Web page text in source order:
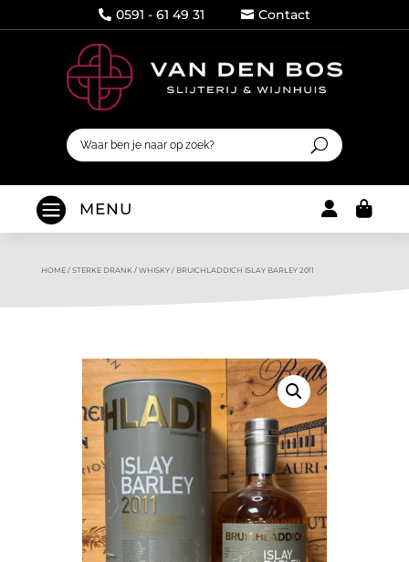
 0591 - 61 49 31  Contact
 MENU 
HOME/ STERKE DRANK / WHISKY/ BRUICHLADDICH ISLAY BARLEY 2011